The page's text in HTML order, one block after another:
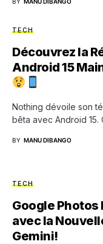
TECH
Découvrez la
Android 15
Nothing dévoile son
bêta avec Android
BY MANU DIBANGO
TECH
Google Photos
avec la
Gemini!